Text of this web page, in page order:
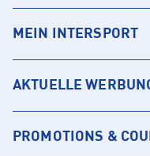
MEIN INTERSPORT
AKTUELLE
PROMOTIONS &